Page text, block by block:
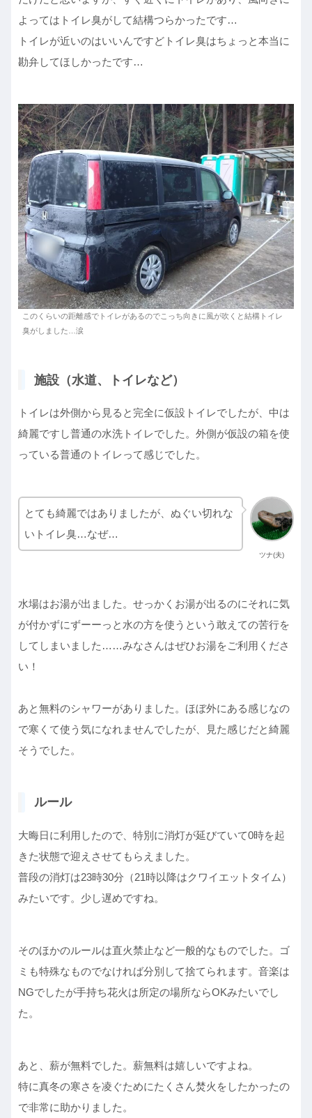
よってはトイレ臭がして結構つらかったです…
トイレが近いのはいいんですどトイレ臭はちょっと本当に
勘弁してほしかったです…
このくらいの距離感でトイレがあるのでこっち向きに風が吹くと結構トイレ
臭がしました…涙
施設（水道、トイレなど）
トイレは外側から見ると完全に仮設トイレでしたが、中は
綺麗ですし普通の水洗トイレでした。外側が仮設の箱を使
っている普通のトイレって感じでした。
ツナ(夫)
とても綺麗ではありましたが、ぬぐい切れな
いトイレ臭…なぜ…
水場はお湯が出ました。せっかくお湯が出るのにそれに気
が付かずにずーーっと水の方を使うという敢えての苦行を
してしまいました……みなさんはぜひお湯をご利用くださ
い！
あと無料のシャワーがありました。ほぼ外にある感じなの
で寒くて使う気になれませんでしたが、見た感じだと綺麗
そうでした。
ルール
大晦日に利用したので、特別に消灯が延びていて0時を起
きた状態で迎えさせてもらえました。
普段の消灯は23時30分（21時以降はクワイエットタイム）
みたいです。少し遅めですね。
そのほかのルールは直火禁止など一般的なものでした。ゴ
ミも特殊なものでなければ分別して捨てられます。音楽は
NGでしたが手持ち花火は所定の場所ならOKみたいでし
た。
あと、薪が無料でした。薪無料は嬉しいですよね。
特に真冬の寒さを凌ぐためにたくさん焚火をしたかったの
で非常に助かりました。